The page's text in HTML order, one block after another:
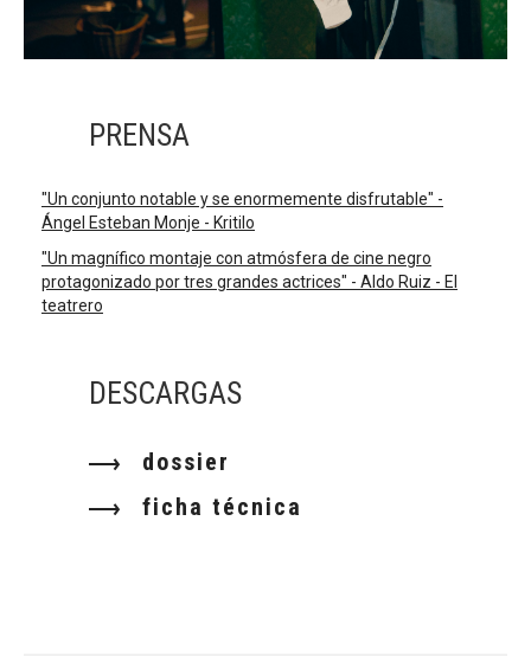
PRENSA
"Un conjunto notable y se enormemente disfrutable" -
Ángel Esteban Monje - Kritilo
"Un magnífico montaje con atmósfera de cine negro
protagonizado por tres grandes actrices" - Aldo Ruiz - El
teatrero
DESCARGAS
dossier
ficha técnica